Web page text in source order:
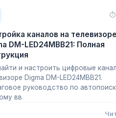
⏱
каналов на телевизоре
DM-LED24MBB21: Полная
и настроить цифровые
Digma DM-LED24MBB21.
руководство по
вв